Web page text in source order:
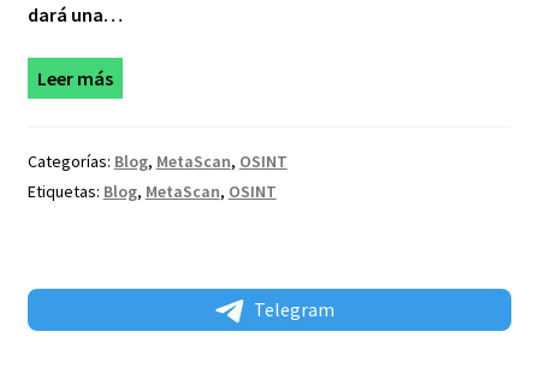
dará una…
Leer más
Categorías: Blog, MetaScan, OSINT
Etiquetas: Blog, MetaScan, OSINT
Telegram